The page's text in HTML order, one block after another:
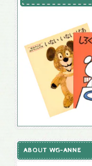
ABOUT WG-ANNE